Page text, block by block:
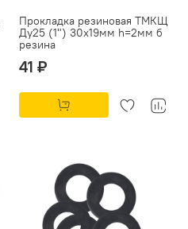
Прокладка резиновая ТМКЩ
Ду25 (1") 30х19мм h=2мм б
резина
41 ₽